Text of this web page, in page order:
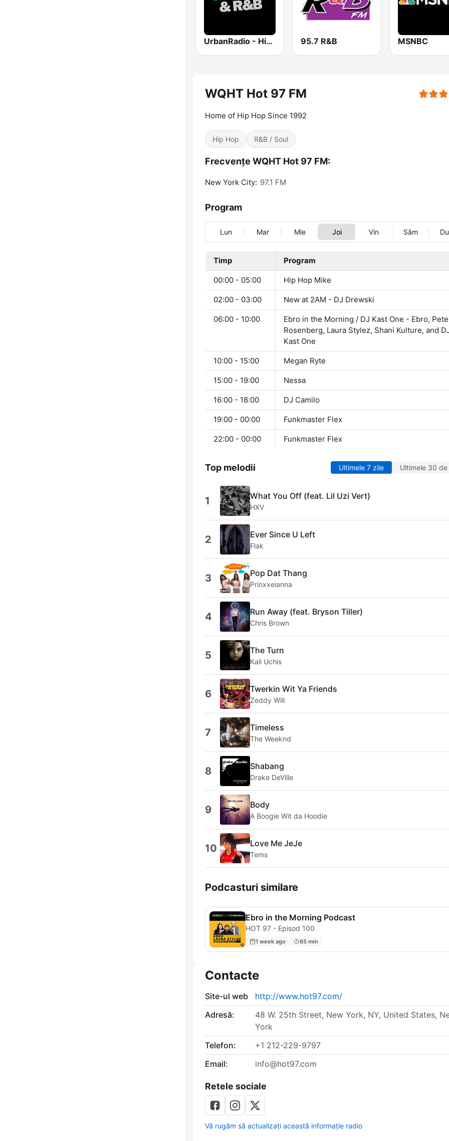
UrbanRadio - Hip Hop & RnB 95.7 R&B MSNBC
WQHT Hot 97 FM
Home of Hip Hop Since 1992
Hip Hop R&B / Soul
Frecvențe WQHT Hot 97 FM:
New York City: 97.1 FM
Program
Lun Mar Mie Joi Vin Sâm
Timp Program
00:00 - 05:00 Hip Hop Mike
02:00 - 03:00 New at 2AM - DJ Drewski
06:00 - 10:00
Ebro in the Morning / DJ Kast One - Ebro,
Rosenberg, Laura Stylez, Shani Kulture, and
Kast One
10:00 - 15:00 Megan Ryte
15:00 - 19:00 Nessa
16:00 - 18:00 DJ Camilo
19:00 - 00:00 Funkmaster Flex
22:00 - 00:00 Funkmaster Flex
Top melodii Ultimele 7 zile Ultimele 30 de
1 What You Off (feat. Lil Uzi Vert)
HXV
2 Ever Since U Left
Flak
3 Pop Dat Thang
Prinxxeianna
4 Run Away (feat. Bryson Tiller)
Chris Brown
5 The Turn
Kali Uchis
6 Twerkin Wit Ya Friends
Zeddy Will
7 Timeless
The Weeknd
8 Shabang
Drake DeVille
9 Body
A Boogie Wit da Hoodie
10 Love Me JeJe
Tems
Podcasturi similare
Ebro in the Morning Podcast
HOT 97 - Episod 100
1 week ago 65 min
Contacte
Site-ul web
http://www.hot97.com/
Adresă:
48 W. 25th Street, New York, NY, United States,
York
Telefon:
+1 212-229-9797
Email:
info@hot97.com
Retele sociale
Vă rugăm să actualizați această informație radio